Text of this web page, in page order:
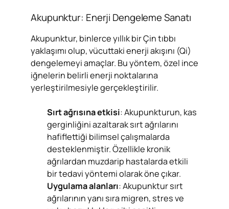
Akupunktur: Enerji Dengeleme Sanatı
Akupunktur, binlerce yıllık bir Çin tıbbı
yaklaşımı olup, vücuttaki enerji akışını (Qi)
dengelemeyi amaçlar. Bu yöntem, özel ince
iğnelerin belirli enerji noktalarına
yerleştirilmesiyle gerçekleştirilir.
Sırt ağrısına etkisi: Akupunkturun, kas
gerginliğini azaltarak sırt ağrılarını
hafiflettiği bilimsel çalışmalarda
desteklenmiştir. Özellikle kronik
ağrılardan muzdarip hastalarda etkili
bir tedavi yöntemi olarak öne çıkar.
Uygulama alanları: Akupunktur sırt
ağrılarının yanı sıra migren, stres ve